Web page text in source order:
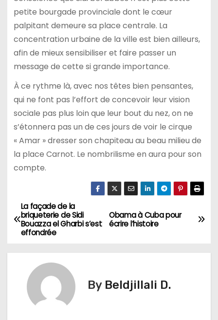
petite bourgade provinciale dont le cœur
palpitant demeure sa place centrale. La
concentration urbaine de la ville est bien ailleurs,
afin de mieux sensibiliser et faire passer un
message de cette si grande importance.
À ce rythme là, avec nos têtes bien pensantes,
qui ne font pas l’effort de concevoir leur vision
sociale pas plus loin que leur bout du nez, on ne
s’étonnera pas un de ces jours de voir le cirque
« Amar » dresser son chapiteau au beau milieu de
la place Carnot. Le nombrilisme en aura pour son
compte.
N
a
v
Obama à Cuba pour
écrire l’histoire
La façade de la
briqueterie de Sidi
Bouazza el Gharbi s’est
effondrée
By Beldjillali D.